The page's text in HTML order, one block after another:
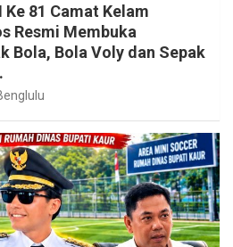
81 Camat Kelam
Resmi Membuka
Bola, Bola Voly dan Sepak